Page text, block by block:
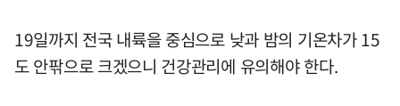
19일까지 전국 내륙을 중심으로 낮과 밤의 기온차가 15
도 안팎으로 크겠으니 건강관리에 유의해야 한다.